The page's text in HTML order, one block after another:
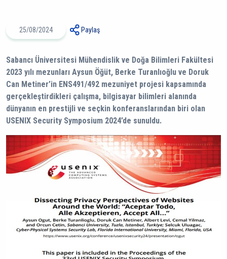
25/08/2024 Paylaş
Sabancı Üniversitesi Mühendislik ve Doğa Bilimleri Fakültesi
2023 yılı mezunları Aysun Öğüt, Berke Turanlıoğlu ve Doruk
Can Metiner’in ENS491/492 mezuniyet projesi kapsamında
gerçekleştirdikleri çalışma, bilgisayar bilimleri alanında
dünyanın en prestijli ve seçkin konferanslarından biri olan
USENIX Security Symposium 2024’de sunuldu.